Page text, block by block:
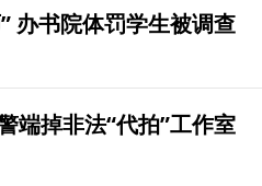
办书院体罚学生被调查
端掉非法“代拍”工作室